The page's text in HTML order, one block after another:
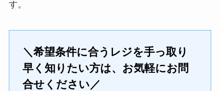
す。
＼希望条件に合うレジを手っ取り
早く知りたい方は、お気軽にお問
合せください／